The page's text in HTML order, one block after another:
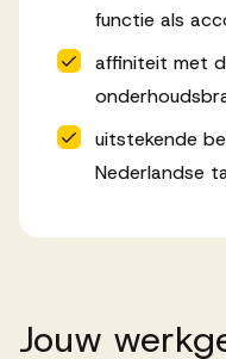
functie als
affiniteit met
uitstekende
Nederlandse
Jouw